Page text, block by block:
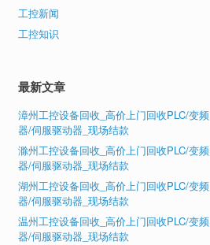
工控新闻
工控知识
最新文章
漳州工控设备回收_高价上门回收PLC/变频
器/伺服驱动器_现场结款
滁州工控设备回收_高价上门回收PLC/变频
器/伺服驱动器_现场结款
湖州工控设备回收_高价上门回收PLC/变频
器/伺服驱动器_现场结款
温州工控设备回收_高价上门回收PLC/变频
器/伺服驱动器_现场结款